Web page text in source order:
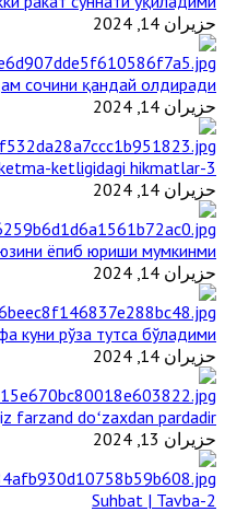
حزيران 14, 2024
сочини қандай олдиради?
حزيران 14, 2024
3-Suhbat | Haj amallarining ketma-ketligidagi hikmatlar
حزيران 14, 2024
ёпиб юриши мумкинми ?
حزيران 14, 2024
куни рўза тутса бўладими?
حزيران 14, 2024
farzand doʻzaxdan pardadir
حزيران 13, 2024
2-Suhbat | Tavba